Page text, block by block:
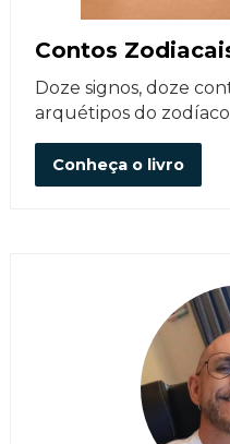
Contos
Doze signos, doze
arquétipos do
Conheça o livro